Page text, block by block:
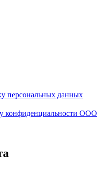
персональных данных
конфиденциальности ООО